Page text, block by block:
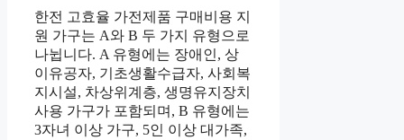
한전 고효율 가전제품 구매비용 지
원 가구는 A와 B 두 가지 유형으로
나뉩니다. A 유형에는 장애인, 상
이유공자, 기초생활수급자, 사회복
지시설, 차상위계층, 생명유지장치
사용 가구가 포함되며, B 유형에는
3자녀 이상 가구, 5인 이상 대가족,